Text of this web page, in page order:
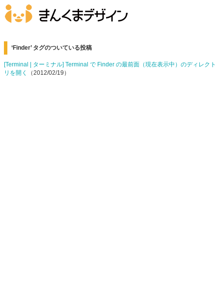
‘Finder’ タグのついている投稿
[Terminal | ターミナル] Terminal で Finder の最前面（現在表示中）のディレクト
リを開く
（2012/02/19）